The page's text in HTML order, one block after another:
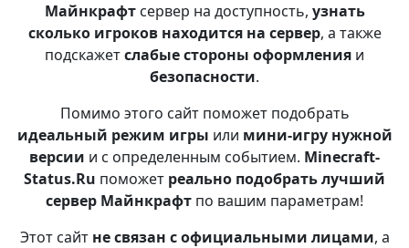
Майнкрафтсервер на доступность, узнать
сколько игроков находится на сервер, а также
подскажетслабые стороны оформления и
безопасности.
Помимо этого сайт поможет подобрать
идеальный режим игры или мини-игру нужной
версии и с определенным событием. Minecraft-
Status.Ru поможет реально подобрать лучший
сервер Майнкрафт по вашим параметрам!
Этот сайт не связан с официальными лицами, а